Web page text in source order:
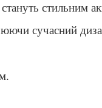
стильним
сучасний